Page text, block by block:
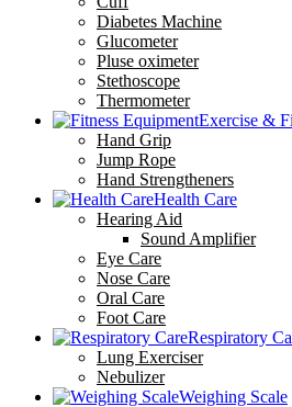
Diabetes Machine
Glucometer
Pluse oximeter
Stethoscope
Thermometer
Exercise &
Hand Grip
Jump Rope
Hand Strengtheners
Health Care
Hearing Aid
Sound Amplifier
Eye Care
Nose Care
Oral Care
Foot Care
Respiratory
Lung Exerciser
Nebulizer
Weighing Scale